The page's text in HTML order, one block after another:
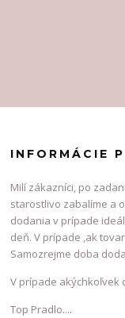
INFORMÁCIE
Milí zákazníci, po
starostlivo zabalíme a
dodania v prípade
deň. V prípade ,ak
Samozrejme doba
V prípade
Top Pradlo....